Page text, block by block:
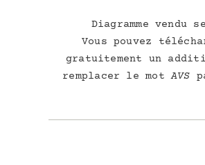
Diagramme vendu
Vous pouvez
gratuitement un
remplacer le motAVS